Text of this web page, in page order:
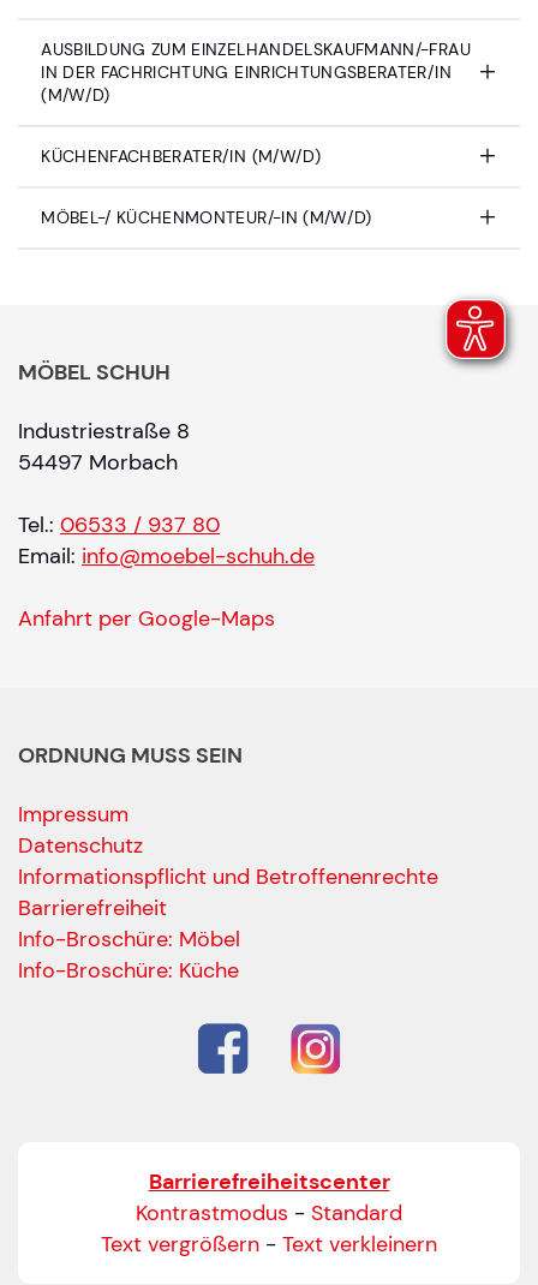
AUSBILDUNG ZUM EINZELHANDELSKAUFMANN/-FRAU
IN DER FACHRICHTUNG EINRICHTUNGSBERATER/IN
(M/W/D)
KÜCHENFACHBERATER/IN (M/W/D)
MÖBEL-/ KÜCHENMONTEUR/-IN (M/W/D)
Ihre Kontaktdaten
Alle mit Stern gekennzeichneten Felder sind
Name*
Bitte geben Sie Ihren vollständigen Namen ein.
Bitte geben Sie eine gültige E-Mail-Adresse ein.
Telefon*
MÖBEL SCHUH
Industriestraße 8
54497 Morbach
Tel.: 06533 / 937 80
Email: info@moebel-schuh.de
Anfahrt per Google-Maps
ORDNUNG MUSS SEIN
Impressum
Datenschutz
Informationspflicht und Betroffenenrechte
Barrierefreiheit
Info-Broschüre: Möbel
Info-Broschüre: Küche
Barrierefreiheitscenter
Kontrastmodus - Standard
Text vergrößern - Text verkleinern